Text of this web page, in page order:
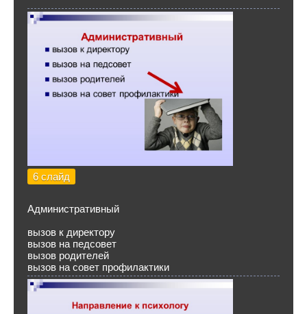
6 слайд
Административный
вызов к директору
вызов на педсовет
вызов родителей
вызов на совет профилактики